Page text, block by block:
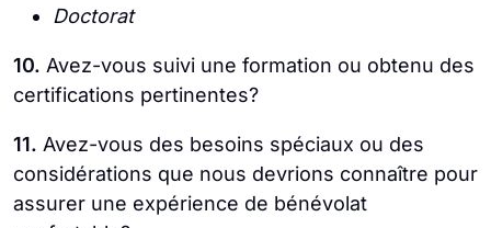
Doctorat
10. Avez-vous suivi une formation ou obtenu des
certifications pertinentes?
11. Avez-vous des besoins spéciaux ou des
considérations que nous devrions connaître pour
assurer une expérience de bénévolat